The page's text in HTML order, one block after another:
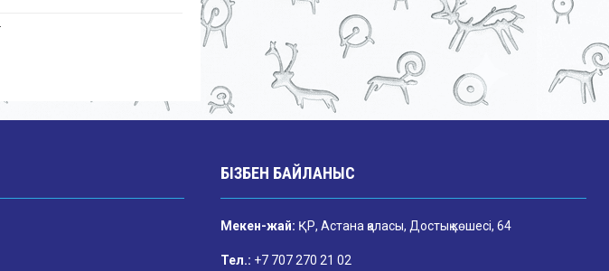
БІЗБЕН БАЙЛАНЫС
Мекен-жай: ҚР, Астана қаласы, Достық көшесі, 64
Тел.: +7 707 270 21 02